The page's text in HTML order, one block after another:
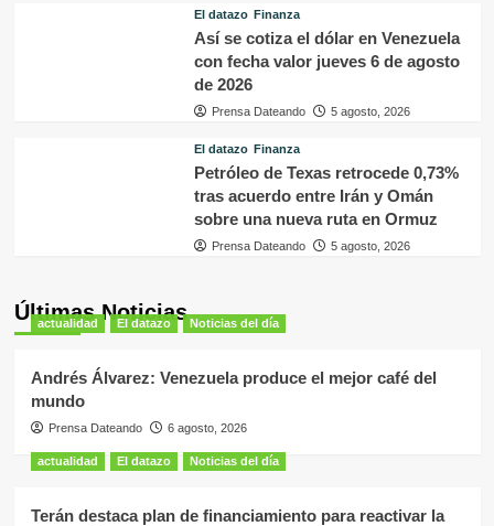
El datazo Finanza
Así se cotiza el dólar en Venezuela
con fecha valor jueves 6 de agosto
de 2026
Prensa Dateando 5 agosto, 2026
El datazo Finanza
Petróleo de Texas retrocede 0,73%
tras acuerdo entre Irán y Omán
sobre una nueva ruta en Ormuz
Prensa Dateando 5 agosto, 2026
Últimas Noticias
actualidad El datazo Noticias del día
Andrés Álvarez: Venezuela produce el mejor café del
mundo
Prensa Dateando 6 agosto, 2026
actualidad El datazo Noticias del día
Terán destaca plan de financiamiento para reactivar la